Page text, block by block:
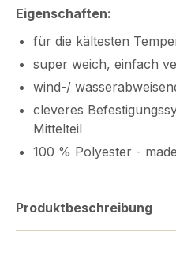
Eigenschaften:
für die kältesten
super weich, einfach
wind-/
cleveres
Mittelteil
100 % Polyester -
Produktbeschreibung